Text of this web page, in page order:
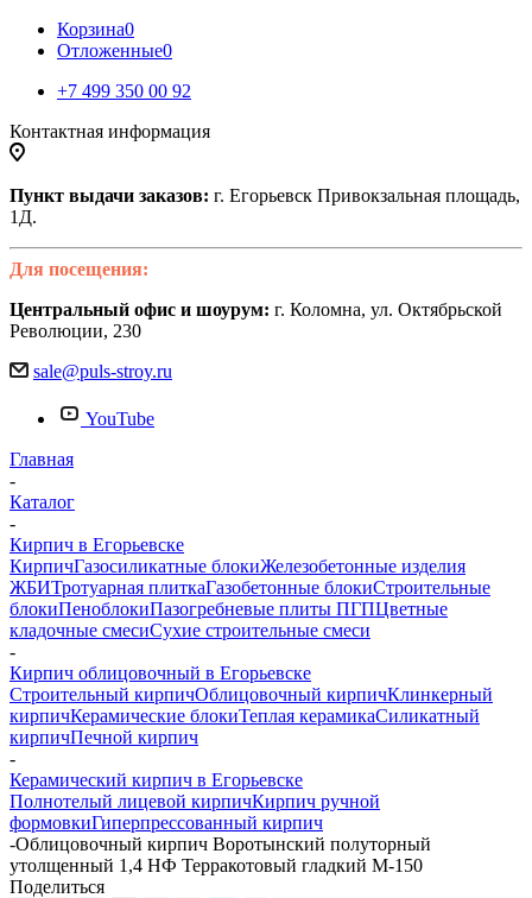
Корзина0
Отложенные0
+7 499 350 00 92
Контактная информация
Пункт выдачи заказов: г. Егорьевск Привокзальная площадь,
1Д.
Для посещения:
Центральный офис и шоурум: г. Коломна, ул. Октябрьской
Революции, 230
sale@puls-stroy.ru
YouTube
Главная
-
Каталог
-
Кирпич в Егорьевске
КирпичГазосиликатные блокиЖелезобетонные изделия
ЖБИТротуарная плиткаГазобетонные блокиСтроительные
блокиПеноблокиПазогребневые плиты ПГПЦветные
кладочные смесиСухие строительные смеси
-
Кирпич облицовочный в Егорьевске
Строительный кирпичОблицовочный кирпичКлинкерный
кирпичКерамические блокиТеплая керамикаСиликатный
кирпичПечной кирпич
-
Керамический кирпич в Егорьевске
Полнотелый лицевой кирпичКирпич ручной
формовкиГиперпрессованный кирпич
-Облицовочный кирпич Воротынский полуторный
утолщенный 1,4 НФ Терракотовый гладкий М-150
Поделиться